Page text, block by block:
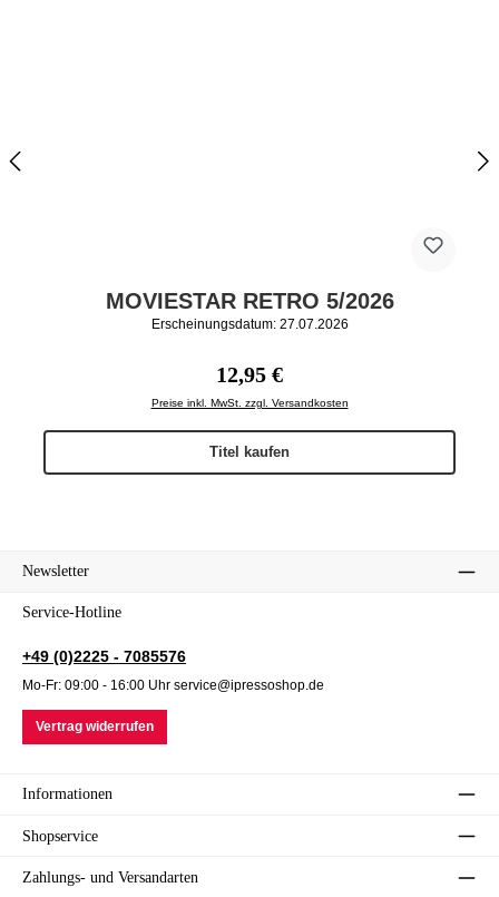
MOVIESTAR RETRO 5/2026
Erscheinungsdatum: 27.07.2026
Regulärer Preis:
12,95 €
Preise inkl. MwSt. zzgl. Versandkosten
Titel kaufen
Newsletter
Service-Hotline
+49 (0)2225 - 7085576
Mo-Fr: 09:00 - 16:00 Uhr service@ipressoshop.de
Vertrag widerrufen
Informationen
Shopservice
Zahlungs- und Versandarten